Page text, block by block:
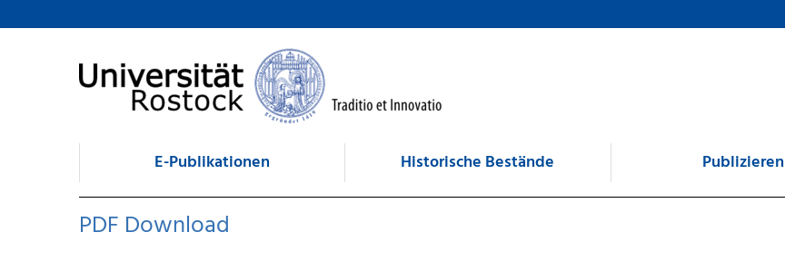
zum Inhalt
E-Publikationen Historische Bestände Publizieren
PDF Download